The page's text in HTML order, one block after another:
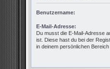
Benutzername:
E-Mail-Adresse:
Du musst die E-Mail-Adresse
ist. Diese hast du bei der
in deinem persönlichen Bereich